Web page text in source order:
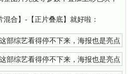
合】-【正片叠底】就好啦：